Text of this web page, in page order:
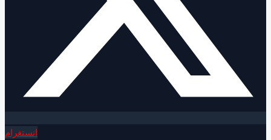
انستغرام